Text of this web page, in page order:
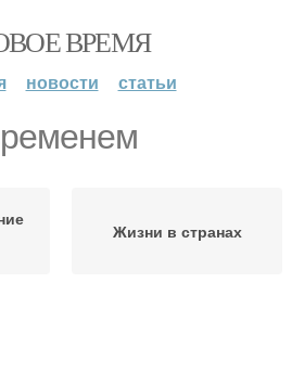
ВРЕМЯ
новости статьи
Жизни в странах